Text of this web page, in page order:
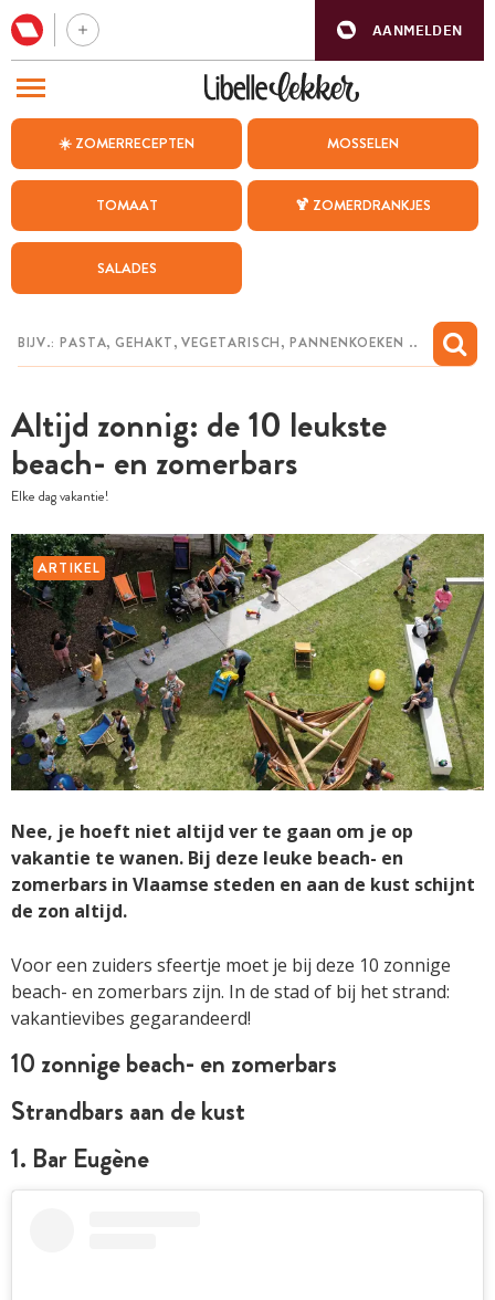
AANMELDEN
☀️ ZOMERRECEPTEN MOSSELEN
TOMAAT 🍹 ZOMERDRANKJES
SALADES
Altijd zonnig: de 10 leukste
beach- en zomerbars
Elke dag vakantie!
ARTIKEL
Nee, je hoeft niet altijd ver te gaan om je op
vakantie te wanen. Bij deze leuke beach- en
zomerbars in Vlaamse steden en aan de kust schijnt
de zon altijd.
Voor een zuiders sfeertje moet je bij deze 10 zonnige
beach- en zomerbars zijn. In de stad of bij het strand:
vakantievibes gegarandeerd!
10 zonnige beach- en zomerbars
Strandbars aan de kust
1. Bar Eugène
BEZOEK ONZE ANDERE WEBSITES
WEEKMENU
CHAT MET MAIA
MIJN BEWAARDE RECEPTEN